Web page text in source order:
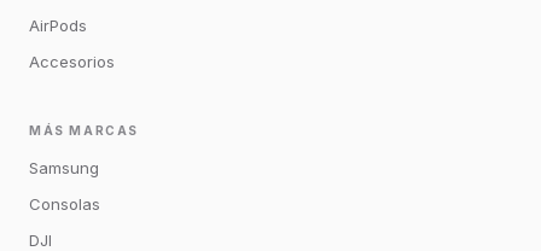
AirPods
Accesorios
MÁS MARCAS
Samsung
Consolas
DJI